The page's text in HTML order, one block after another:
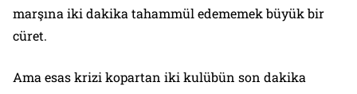
marşına iki dakika tahammül edememek büyük bir
cüret.
Ama esas krizi kopartan iki kulübün son dakika